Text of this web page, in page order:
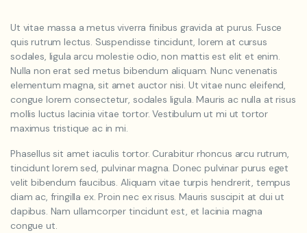
Ut vitae massa a metus viverra finibus gravida at purus. Fusce
quis rutrum lectus. Suspendisse tincidunt, lorem at cursus
sodales, ligula arcu molestie odio, non mattis est elit et enim.
Nulla non erat sed metus bibendum aliquam. Nunc venenatis
elementum magna, sit amet auctor nisi. Ut vitae nunc eleifend,
congue lorem consectetur, sodales ligula. Mauris ac nulla at risus
mollis luctus lacinia vitae tortor. Vestibulum ut mi ut tortor
maximus tristique ac in mi.
Phasellus sit amet iaculis tortor. Curabitur rhoncus arcu rutrum,
tincidunt lorem sed, pulvinar magna. Donec pulvinar purus eget
velit bibendum faucibus. Aliquam vitae turpis hendrerit, tempus
diam ac, fringilla ex. Proin nec ex risus. Mauris suscipit at dui ut
dapibus. Nam ullamcorper tincidunt est, et lacinia magna
congue ut.